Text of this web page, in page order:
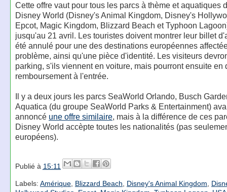
Cette offre vaut pour tous les parcs à thème et aquatiques
Disney World (Disney's Animal Kingdom, Disney's
Epcot, Magic Kingdom, Blizzard Beach et Typhoon
jusqu'au 21 avril. Les touristes doivent montrer leur billet
été annulé pour une des destinations européennes
problème, ainsi qu'une pièce d'identité. Les visiteurs
parking, s'ils viennent en voiture, mais pourront ensuite en
remboursement à l'entrée.
Il y a deux jours les parcs SeaWorld Orlando, Busch
Aquatica (du groupe SeaWorld Parks & Entertainment)
annoncé une offre similaire, mais à la différence de ces
Disney World accèpte toutes les nationalités (pas
européens).
Publié à 15:11
Labels: Amérique, Blizzard Beach Disney's Animal Kingdom